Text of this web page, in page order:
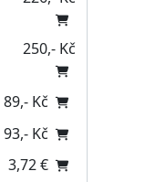
250,- Kč
89,- Kč
93,- Kč
3,72 €